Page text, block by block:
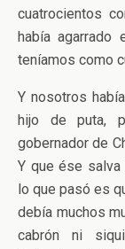
cuatrocientos
había
teníamos como
Y nosotros
hijo de puta,
gobernador de
Y que ése salva
lo que pasó es
debía muchos
cabrón ni